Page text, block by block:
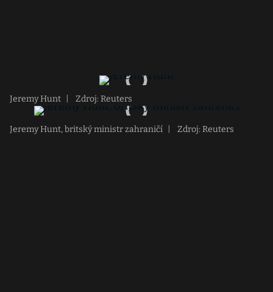
Jeremy Hunt Zdroj: Reuters
Jeremy Hunt, britský ministr zahraničí Zdroj: Reuters